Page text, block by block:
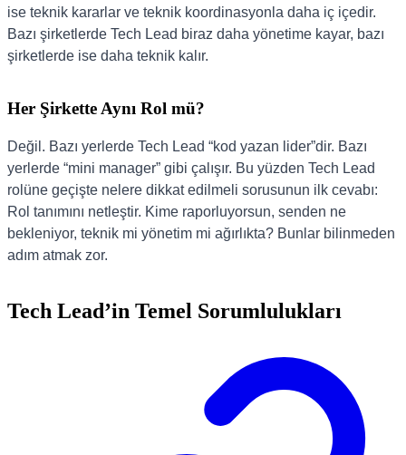
ise teknik kararlar ve teknik koordinasyonla daha iç içedir.
Bazı şirketlerde Tech Lead biraz daha yönetime kayar, bazı
şirketlerde ise daha teknik kalır.
Her Şirkette Aynı Rol mü?
Değil. Bazı yerlerde Tech Lead “kod yazan lider”dir. Bazı
yerlerde “mini manager” gibi çalışır. Bu yüzden Tech Lead
rolüne geçişte nelere dikkat edilmeli sorusunun ilk cevabı:
Rol tanımını netleştir. Kime raporluyorsun, senden ne
bekleniyor, teknik mi yönetim mi ağırlıkta? Bunlar bilinmeden
adım atmak zor.
Tech Lead’in Temel Sorumlulukları